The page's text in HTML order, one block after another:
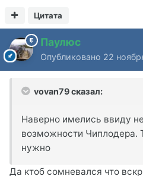
Цитата
Паулюс
Опубликовано 22
vovan79 сказал:
Наверно имелись ввиду
возможности Чиплодера.
нужно
Да ктоб сомневался что